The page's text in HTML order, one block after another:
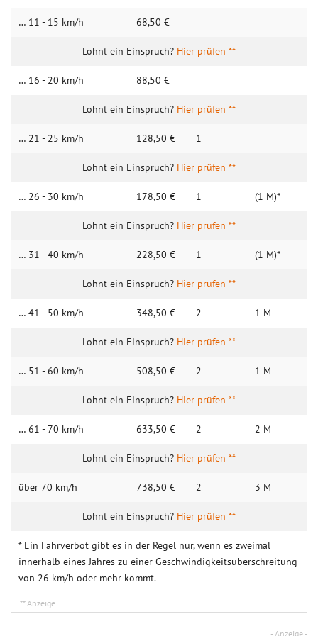
… 11 - 15 km/h 68,50 €
Hier prüfen **
… 16 - 20 km/h 88,50 €
Hier prüfen **
… 21 - 25 km/h 128,50 € 1
Hier prüfen **
… 26 - 30 km/h 178,50 € 1 (1 M)*
Hier prüfen **
… 31 - 40 km/h 228,50 € 1 (1 M)*
Hier prüfen **
… 41 - 50 km/h 348,50 € 2 1 M
Hier prüfen **
… 51 - 60 km/h 508,50 € 2 1 M
Hier prüfen **
… 61 - 70 km/h 633,50 € 2 2 M
Hier prüfen **
über 70 km/h 738,50 € 2 3 M
Hier prüfen **
* Ein Fahrverbot gibt es in der Regel nur, wenn es zweimal
innerhalb eines Jahres zu einer Geschwindigkeitsüberschreitung
von 26 km/h oder mehr kommt.